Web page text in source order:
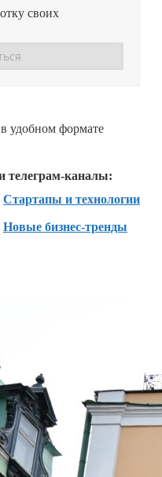
своих
удобном формате
телеграм-каналы:
Стартапы и технологии
Новые бизнес-тренды